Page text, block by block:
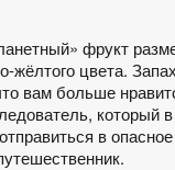
фрукт
цвета.
вам больше
который
в